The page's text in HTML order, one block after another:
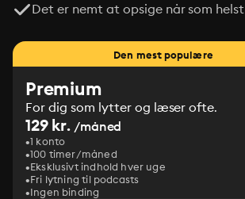
Det er nemt at opsige når som helst
Den mest populære
Premium
For dig som lytter og læser ofte.
129 kr. /måned
1 konto
100 timer/måned
Eksklusivt indhold hver uge
Fri lytning til podcasts
Ingen binding